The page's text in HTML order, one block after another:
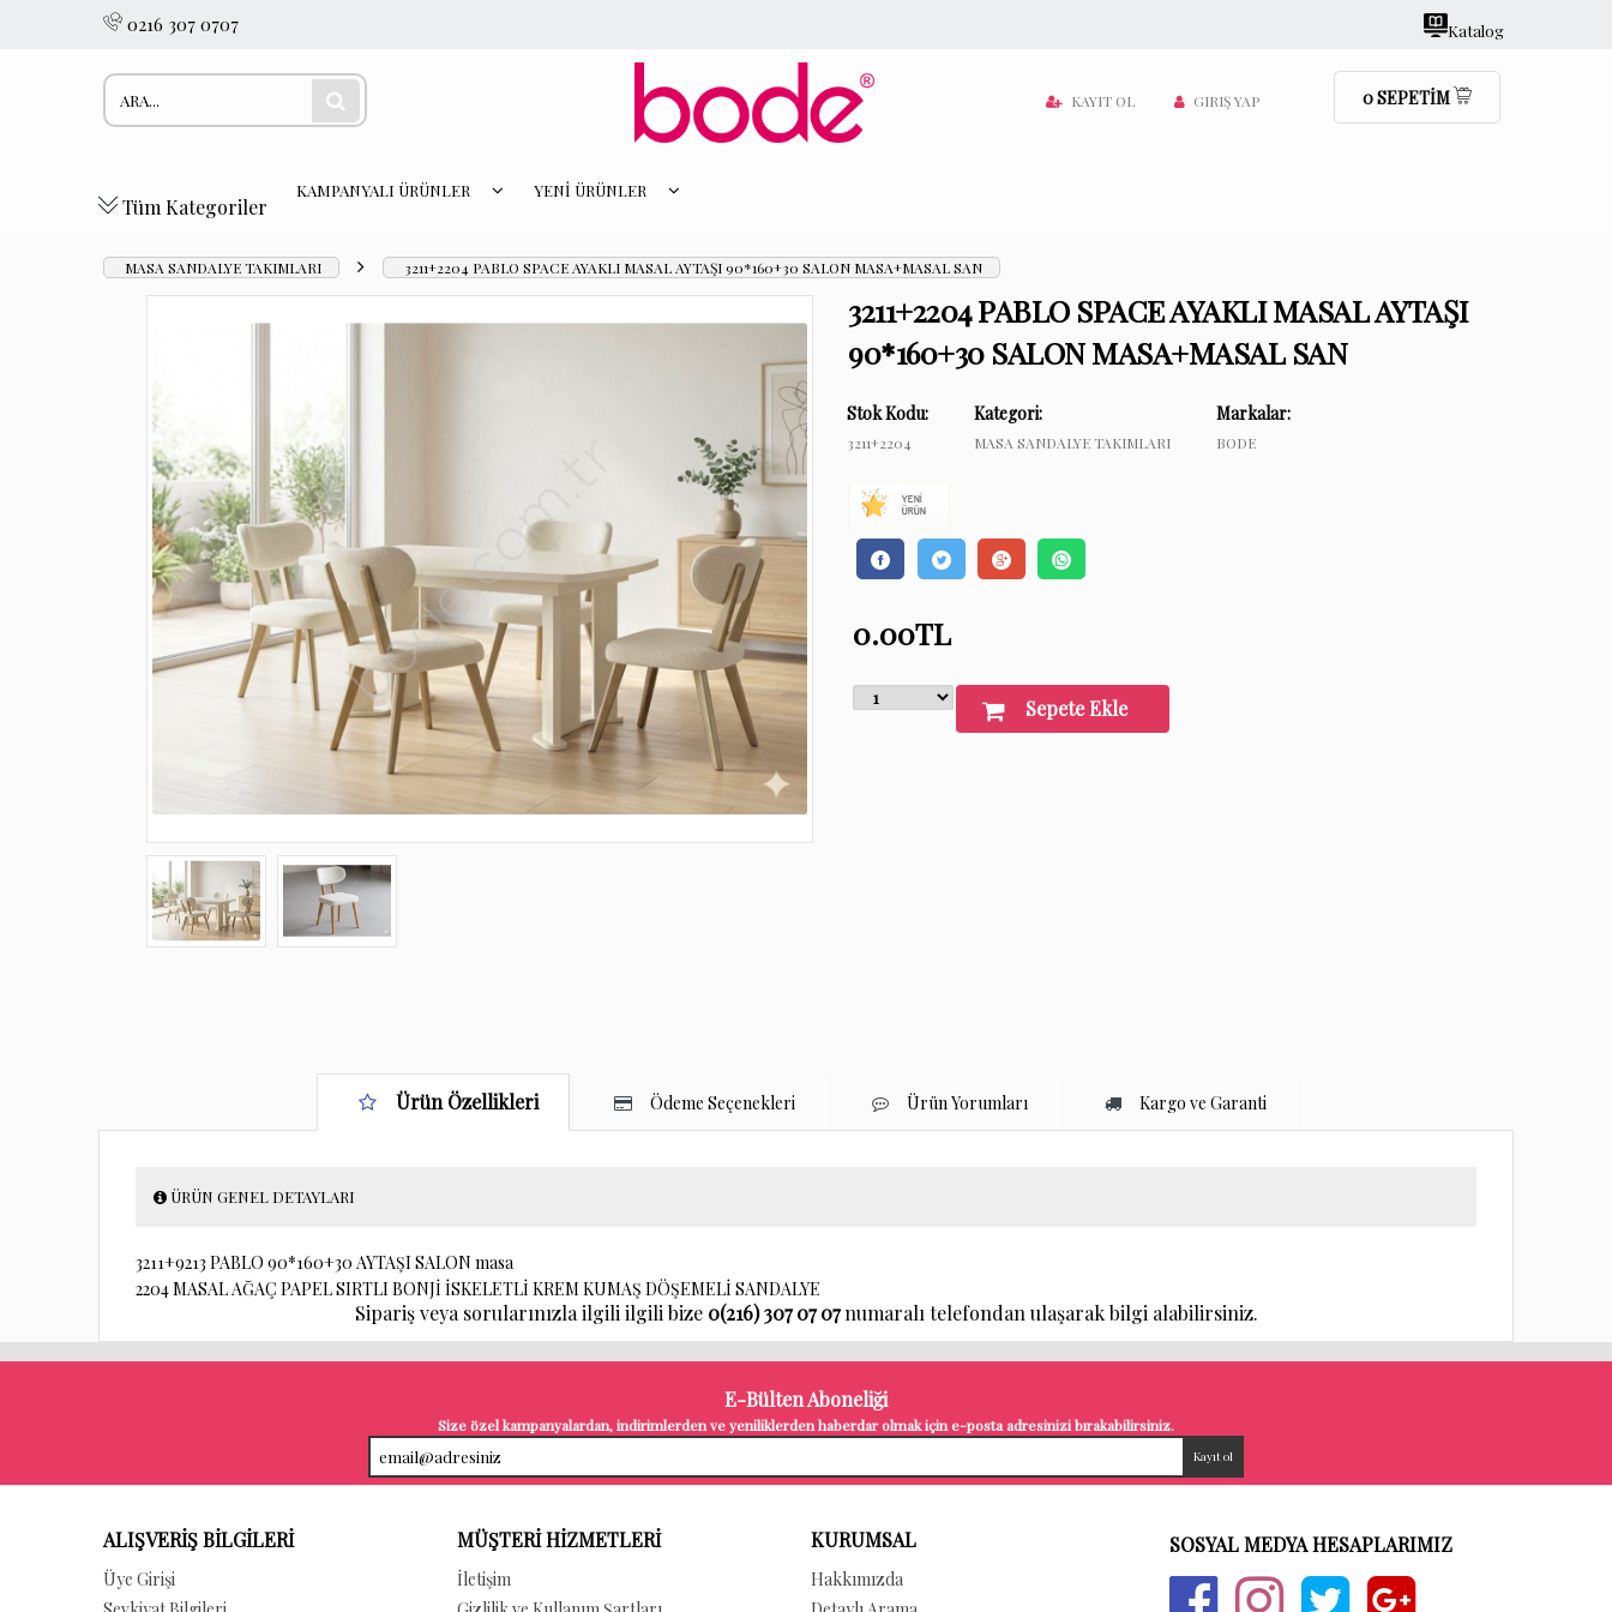
0216 307 0707 Katalog
KAYIT OL GIRIŞ YAP 0SEPETİM
Tüm Kategoriler
KAMPANYALI ÜRÜNLER YENİ ÜRÜNLER
MASA SANDALYE TAKIMLARI 3211+2204 PABLO SPACE AYAKLI MASAL AYTAŞI 90*160+30 SALON MASA+MASAL SAN
3211+2204 PABLO SPACE AYAKLI MASAL AYTAŞI
90*160+30 SALON MASA+MASAL SAN
Stok Kodu:
3211+2204
Kategori:
MASA SANDALYE TAKIMLARI
Markalar:
BODE
0.00TL
Sepete Ekle
Ürün Özellikleri Ödeme Seçenekleri Ürün Yorumları Kargo ve Garanti
ÜRÜN GENEL DETAYLARI
3211+9213 PABLO 90*160+30 AYTAŞI SALON masa
2204 MASAL AĞAÇ PAPEL SIRTLI BONJİ İSKELETLİ KREM KUMAŞ DÖŞEMELİ SANDALYE
Sipariş veya sorularınızla ilgili ilgili bize 0(216) 307 07 07numaralı telefondan ulaşarak bilgi alabilirsiniz.
E-Bülten Aboneliği
Size özel kampanyalardan, indirimlerden ve yeniliklerden haberdar olmak için e-posta adresinizi bırakabilirsiniz.
ALIŞVERİŞ BİLGİLERİ
Üye Girişi
MÜŞTERİ HİZMETLERİ
İletişim
KURUMSAL
Hakkımızda
SOSYAL MEDYA HESAPLARIMIZ